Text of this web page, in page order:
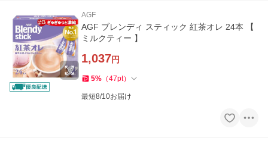
AGF
AGF ブレンディ スティック 紅茶オレ 24本 【
ミルクティー 】
1,037円
5% （47pt）
最短8/10お届け